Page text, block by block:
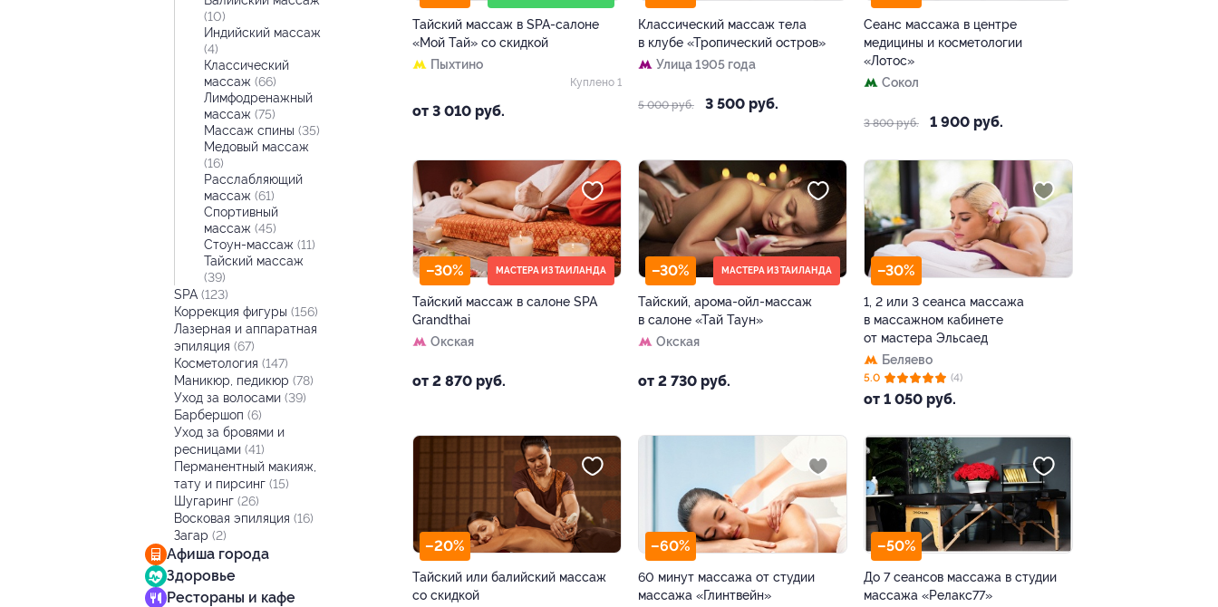
Афиша города
SPA (123)
(10)
Индийский массаж
(4)
Классический
массаж (66)
Лимфодренажный
массаж (75)
Массаж спины (35)
Медовый массаж
(16)
Расслабляющий
массаж (61)
Спортивный
массаж (45)
Стоун-массаж (11)
Тайский массаж
(39)
Коррекция фигуры (156)
Лазерная и аппаратная
эпиляция (67)
Косметология (147)
Маникюр, педикюр (78)
Уход за волосами (39)
Барбершоп (6)
Уход за бровями и
ресницами (41)
Перманентный макияж,
тату и пирсинг (15)
Шугаринг (26)
Восковая эпиляция (16)
Загар (2)
Здоровье
Рестораны и кафе
Тайский массаж в SPA-салоне
«Мой Тай» со скидкой
Пыхтино
от 3 010 руб.
Куплено 1
Классический массаж тела
в клубе «Тропический остров»
Улица 1905 года
5 000 руб. 3 500 руб.
Сеанс массажа в центре
медицины и косметологии
«Лотос»
Сокол
3 800 руб. 1 900 руб.
–30% МАСТЕРА ИЗ ТАИЛАНДА
Тайский массаж в салоне SPA
Grandthai
Окская
от 2 870 руб.
–30% МАСТЕРА ИЗ ТАИЛАНДА
Тайский, арома-ойл-массаж
в салоне «Тай Таун»
Окская
от 2 730 руб.
–30%
1, 2 или 3 сеанса массажа
в массажном кабинете
от мастера Эльсаед
Беляево
от 1 050 руб.
5.0 (4)
–20%
Тайский или балийский массаж
со скидкой
–60%
60 минут массажа от студии
массажа «Глинтвейн»
–50%
До 7 сеансов массажа в студии
массажа «Релакс77»